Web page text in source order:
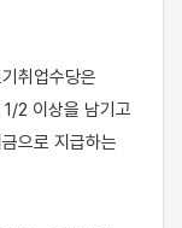
취업수당은
2 이상을 남기고
으로 지급하는